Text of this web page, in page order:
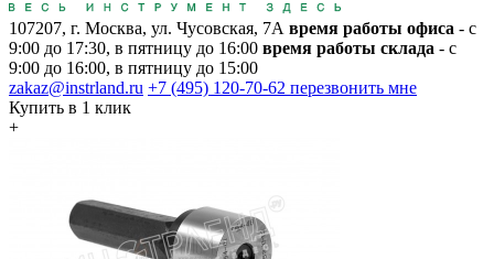
107207, г. Москва, ул. Чусовская, 7А время работы офиса - с
9:00 до 17:30, в пятницу до 16:00 время работы склада - с
9:00 до 16:00, в пятницу до 15:00
zakaz@instrland.ru +7 (495) 120-70-62 перезвонить мне
Купить в 1 клик
+